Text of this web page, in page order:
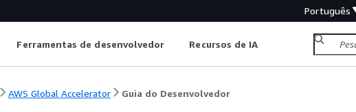
Português
Ferramentas de desenvolvedor Recursos de IA
AWS Global Accelerator Guia do Desenvolvedor